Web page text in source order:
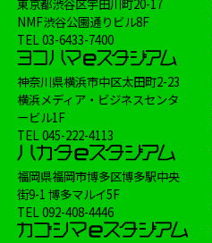
東京都渋谷区宇田川町20-17
NMF渋谷公園通りビル8F
TEL03-6433-7400
神奈川県横浜市中区太田町2-23
横浜メディア・ビジネスセンタ
ービル1F
TEL045-222-4113
福岡県福岡市博多区博多駅中央
街9-1 博多マルイ5F
TEL092-408-4446